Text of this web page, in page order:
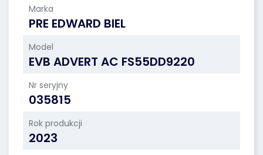
Marka
PRE EDWARD BIEL
Model
EVB ADVERT AC FS55DD9220
Nr seryjny
035815
Rok produkcji
2023